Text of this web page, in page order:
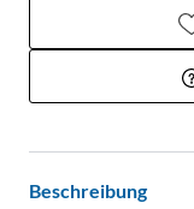
Beschreibung